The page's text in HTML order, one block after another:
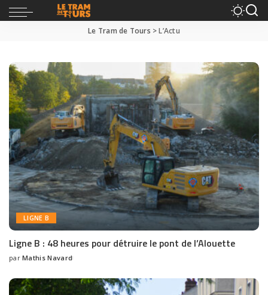
Le Tram de Tours >L’Actu
LIGNE B
Ligne B : 48 heures pour détruire le pont de l’Alouette
par Mathis Navard